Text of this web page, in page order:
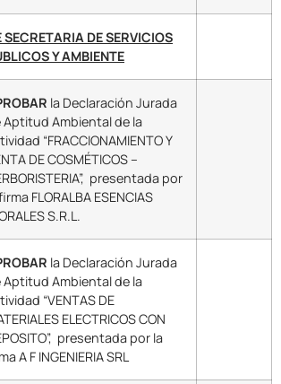
SECRETARIA DE SERVICIOS
Y AMBIENTE
la Declaración Jurada
Aptitud Ambiental de la
“FRACCIONAMIENTO Y
DE COSMÉTICOS –
presentada por
FLORALBA ESENCIAS
S.R.L.
la Declaración Jurada
Aptitud Ambiental de la
“VENTAS DE
ELECTRICOS CON
presentada por la
A F INGENIERIA SRL